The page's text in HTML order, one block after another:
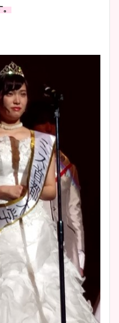
賀神メグアナのニット画像
め！足も美脚でカップも
い！
実悠アナのメガネ画像が
いい！カップや水着姿も
めた！
。